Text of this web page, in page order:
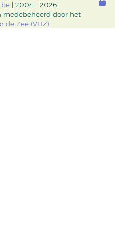
| 2004 - 2026
medebeheerd door het
de Zee (VLIZ)